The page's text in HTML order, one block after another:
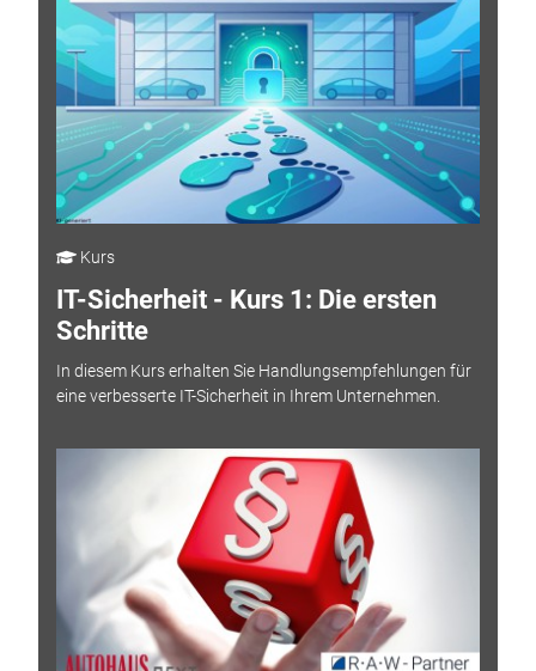
Kurs
IT-Sicherheit - Kurs 1: Die ersten
Schritte
In diesem Kurs erhalten Sie Handlungsempfehlungen für
eine verbesserte IT-Sicherheit in Ihrem Unternehmen.